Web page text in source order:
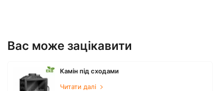
Вас може зацікавити
Камін під сходами
Читати далі